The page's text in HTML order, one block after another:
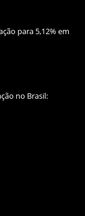
para 5,12% em
no Brasil: